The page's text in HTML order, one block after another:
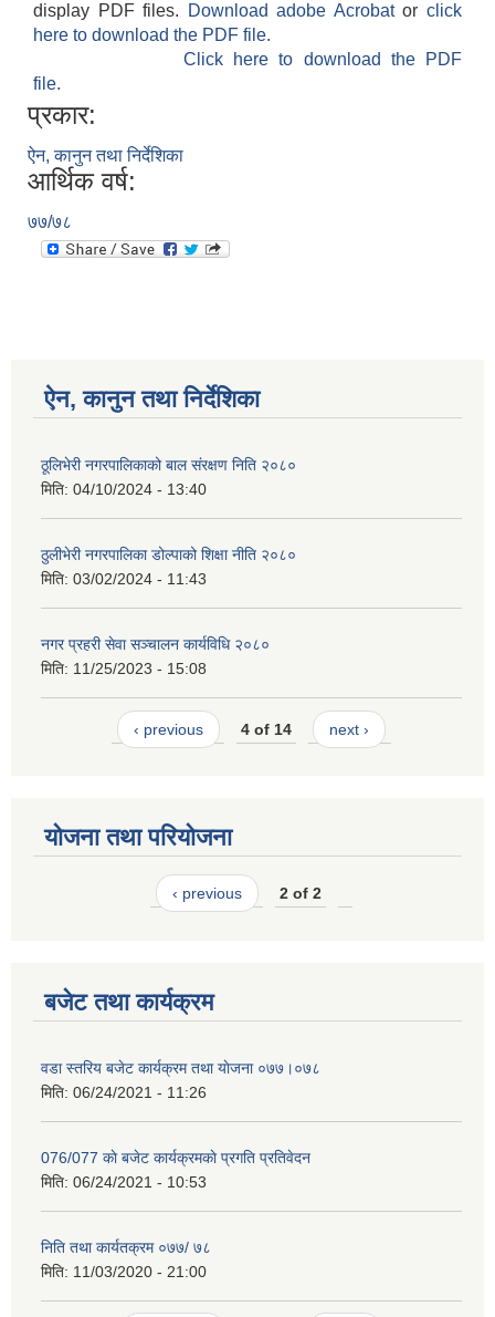
display PDF files.
Download adobe Acrobatorclick
here to download the PDF file.
Click here to download the PDF
file.
प्रकार:
ऐन, कानुन तथा निर्देशिका
आर्थिक वर्ष:
७७/७८
ऐन, कानुन तथा निर्देशिका
ठूलिभेरी नगरपालिकाको बाल संरक्षण निति २०८०
मिति: 04/10/2024 - 13:40
ठुलीभेरी नगरपालिका डोल्पाको शिक्षा नीति २०८०
मिति: 03/02/2024 - 11:43
नगर प्रहरी सेवा सञ्चालन कार्यविधि २०८०
मिति: 11/25/2023 - 15:08
‹ previous 4 of 14 next ›
योजना तथा परियोजना
‹ previous 2 of 2
बजेट तथा कार्यक्रम
वडा स्तरिय बजेट कार्यक्रम तथा याेजना ०७७।०७८
मिति: 06/24/2021 - 11:26
076/077 काे बजेट कार्यक्रमकाे प्रगति प्रतिवेदन
मिति: 06/24/2021 - 10:53
निति तथा कार्यतक्रम ०७७/ ७८
मिति: 11/03/2020 - 21:00